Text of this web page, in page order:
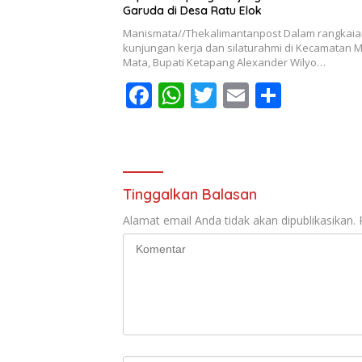
Garuda di Desa Ratu Elok
Manismata//Thekalimantanpost Dalam
kunjungan kerja dan silaturahmi di Kecamatan
Mata, Bupati Ketapang Alexander Wilyo…
F
b
o
o
k
W
A
p
p
T E
Tinggalkan Balasan
Alamat email Anda tidak akan dipublikasikan.